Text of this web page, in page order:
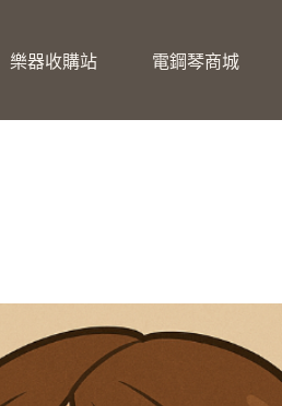
樂器收購站 電鋼琴商城